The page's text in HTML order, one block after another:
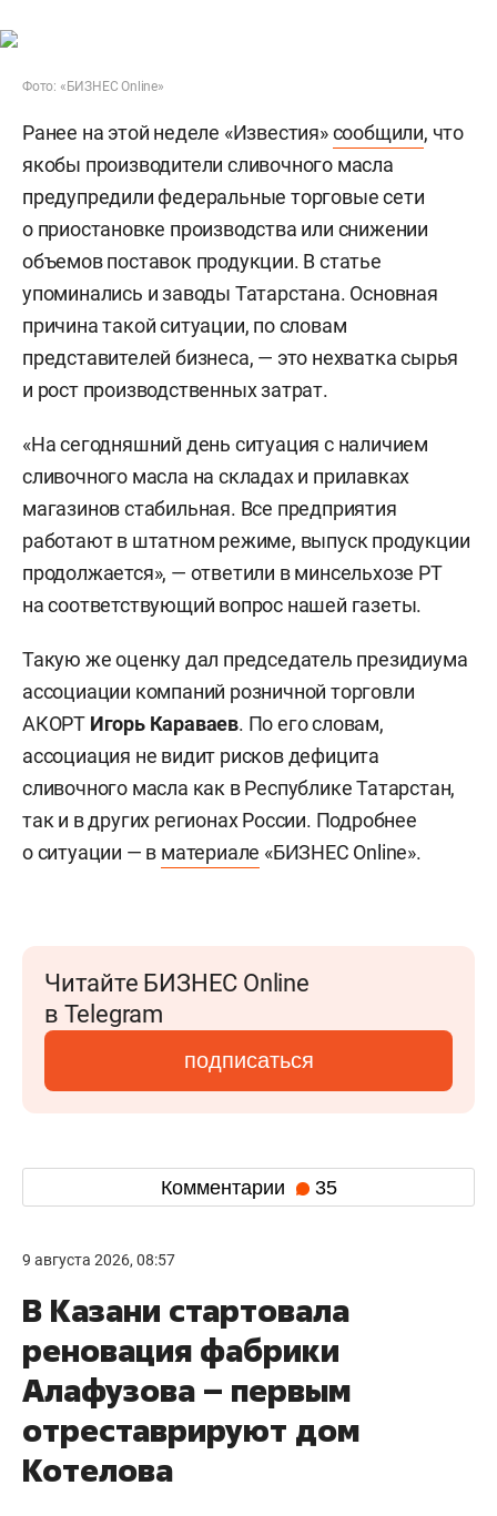
Фото: «БИЗНЕС Online»
Ранее на этой неделе «Известия»сообщили, что
якобы производители сливочного масла
предупредили федеральные торговые сети
о приостановке производства или снижении
объемов поставок продукции. В статье
упоминались и заводы Татарстана. Основная
причина такой ситуации, по словам
представителей бизнеса, — это нехватка сырья
и рост производственных затрат.
«На сегодняшний день ситуация с наличием
сливочного масла на складах и прилавках
магазинов стабильная. Все предприятия
работают в штатном режиме, выпуск продукции
продолжается», — ответили в минсельхозе РТ
на соответствующий вопрос нашей газеты.
Такую же оценку дал председатель президиума
ассоциации компаний розничной торговли
АКОРТ Игорь Караваев. По его словам,
ассоциация не видит рисков дефицита
сливочного масла как в Республике Татарстан,
так и в других регионах России. Подробнее
о ситуации — в материале «БИЗНЕС Online».
Читайте БИЗНЕС Online
в Telegram
подписаться
Комментарии 35
9 августа 2026, 08:57
В Казани стартовала
реновация фабрики
Алафузова – первым
отреставрируют дом
Котелова